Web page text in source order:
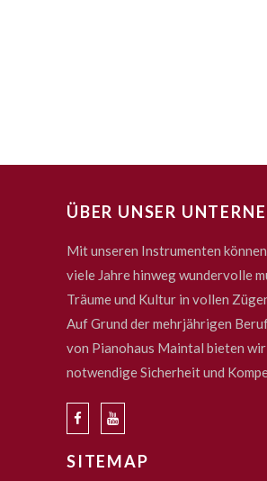
ÜBER UNSER
Mit unseren Instrumenten
viele Jahre hinweg wundervolle
Träume und Kultur in vollen
Auf Grund der mehrjährigen
von Pianohaus Maintal bieten
notwendige Sicherheit und
SITEMAP